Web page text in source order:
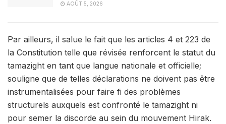
AOÛT 5, 2026
Par ailleurs, il salue le fait que les articles 4 et 223 de
la Constitution telle que révisée renforcent le statut du
tamazight en tant que langue nationale et officielle;
souligne que de telles déclarations ne doivent pas être
instrumentalisées pour faire fi des problèmes
structurels auxquels est confronté le tamazight ni
pour semer la discorde au sein du mouvement Hirak.